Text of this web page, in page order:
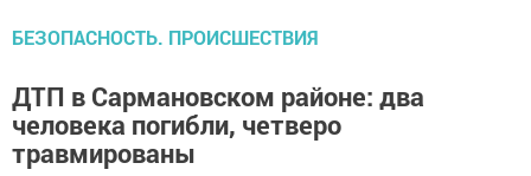
БЕЗОПАСНОСТЬ. ПРОИСШЕСТВИЯ
ДТП в Сармановском районе: два
человека погибли, четверо
травмированы